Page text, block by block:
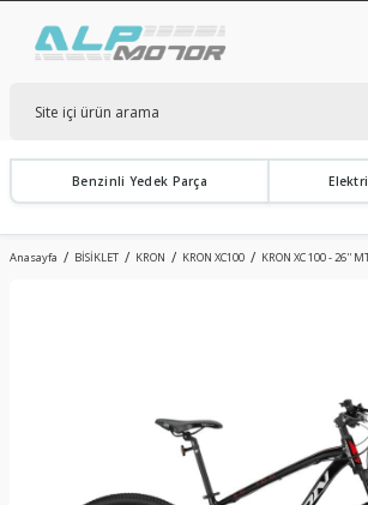
Benzinli Yedek Parça
Anasayfa BİSİKLET KRON KRON XC100 KRON XC 100 - 26''